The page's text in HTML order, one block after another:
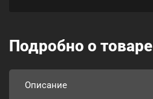
Подробно о товаре
Описание